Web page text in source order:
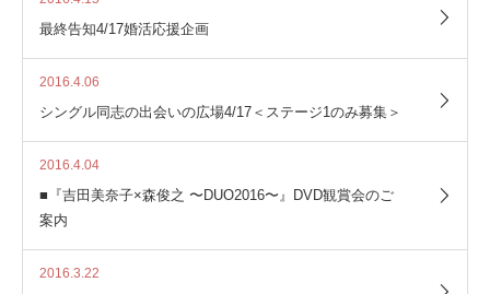
最終告知4/17婚活応援企画
2016.4.06
シングル同志の出会いの広場4/17＜ステージ1のみ募集＞
2016.4.04
■『吉田美奈子×森俊之 〜DUO2016〜』DVD観賞会のご
案内
2016.3.22